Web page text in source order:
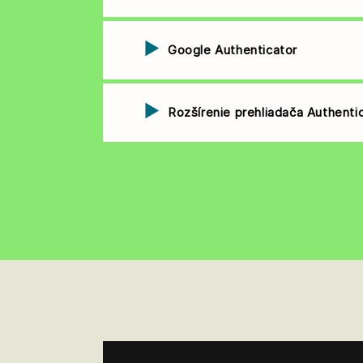
Google Authenticator
Rozšírenie prehliadača